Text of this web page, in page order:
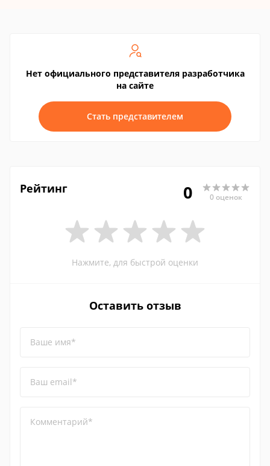
Нет официального представителя разработчика
на сайте
Стать представителем
Рейтинг 0 0 оценок
Нажмите, для быстрой оценки
Оставить отзыв
Ваше имя*
Ваш email*
Комментарий*